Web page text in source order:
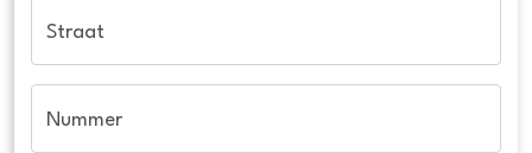
Straat
Nummer